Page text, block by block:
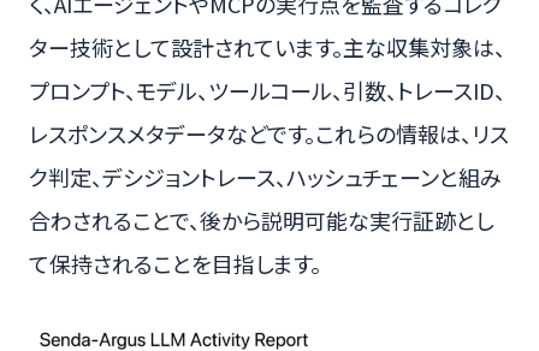
ター技術として設計されています。主な収集対象は、
プロンプト、モデル、ツールコール、引数、トレースID、
レスポンスメタデータなどです。これらの情報は、リス
ク判定、デシジョントレース、ハッシュチェーンと組み
合わされることで、後から説明可能な実行証跡とし
て保持されることを目指します。